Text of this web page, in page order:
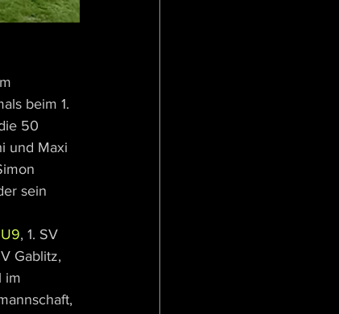
beim 1.
50
und Maxi
sein
U9, 1. SV
Gablitz,
im